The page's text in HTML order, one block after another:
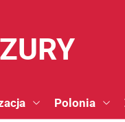
Polonia